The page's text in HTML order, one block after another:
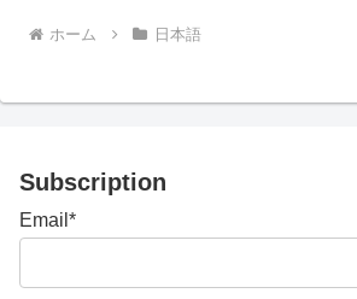
ホーム 日本語
Subscription
Email*